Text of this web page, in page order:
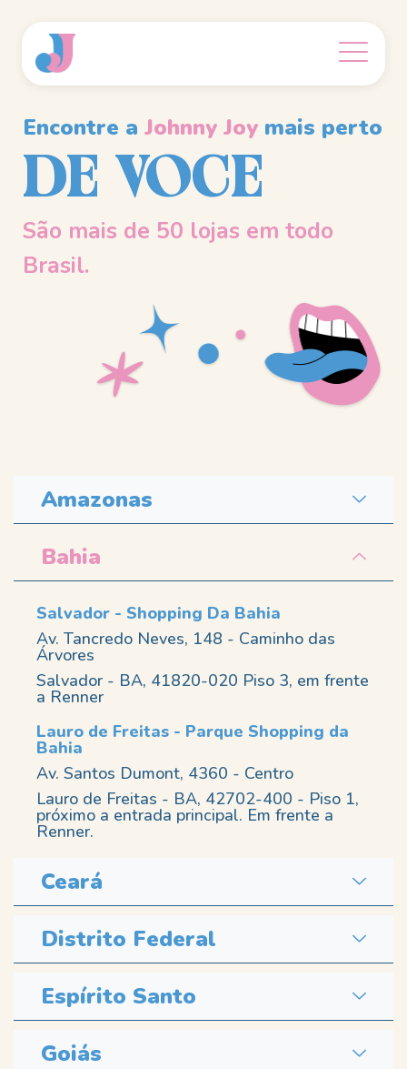
Encontre a Johnny Joy mais perto
DE VOCE
São mais de 50 lojas em todo
Brasil.
Amazonas
Bahia
Salvador - Shopping Da Bahia
Av. Tancredo Neves, 148 - Caminho das
Árvores
Salvador - BA, 41820-020 Piso 3, em frente
a Renner
Lauro de Freitas - Parque Shopping da
Bahia
Av. Santos Dumont, 4360 - Centro
Lauro de Freitas - BA, 42702-400 - Piso 1,
próximo a entrada principal. Em frente a
Renner.
Ceará
Distrito Federal
Espírito Santo
Goiás